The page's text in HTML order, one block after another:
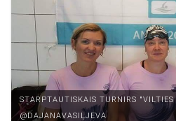
STARPTAUTISKAIS TURNIRS
@DAJANAVASIĻJEVA